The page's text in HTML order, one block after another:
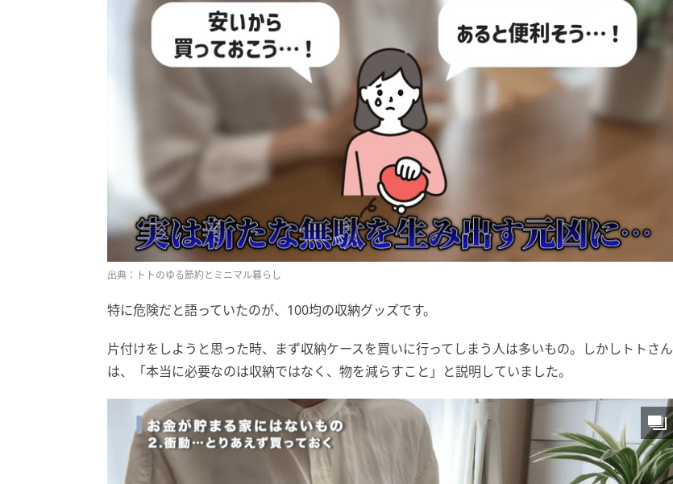
出典：トトのゆる節約とミニマル暮らし
特に危険だと語っていたのが、100均の収納グッズです。
片付けをしようと思った時、まず収納ケースを買いに行ってしまう人は多いもの。しかしトトさん
は、「本当に必要なのは収納ではなく、物を減らすこと」と説明していました。